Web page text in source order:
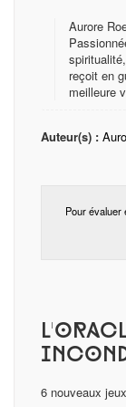
Aurore
reçoit en
meilleure
Auteur(s) :
Pour évaluer
6 nouveaux